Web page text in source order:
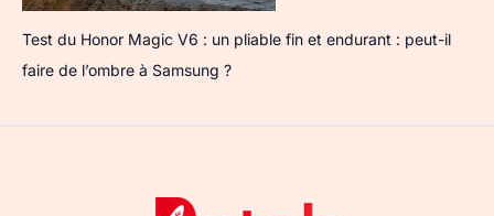
Test du Honor Magic V6 : un pliable fin et endurant : peut-il
faire de l’ombre à Samsung ?